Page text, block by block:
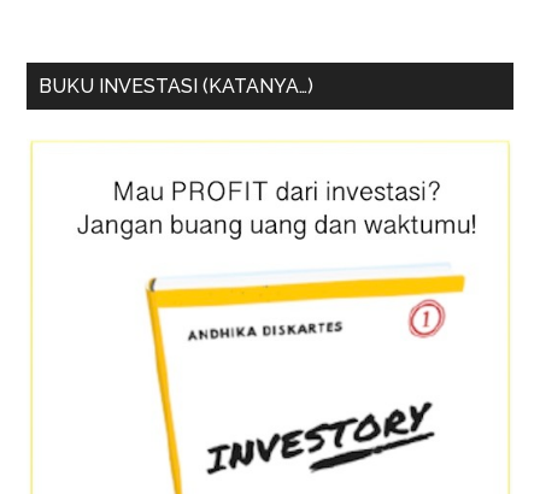
BUKU INVESTASI (KATANYA…)